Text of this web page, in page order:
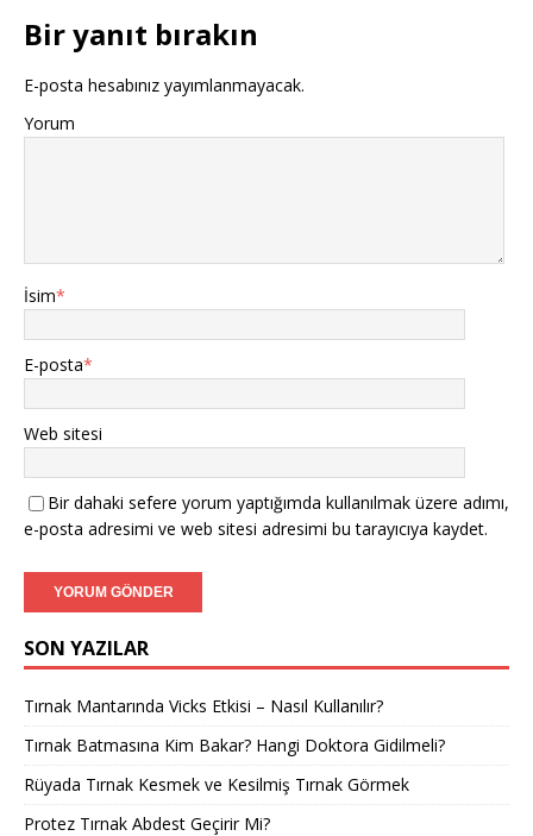
Bir yanıt bırakın
E-posta hesabınız yayımlanmayacak.
Yorum
İsim*
E-posta*
Web sitesi
Bir dahaki sefere yorum yaptığımda kullanılmak üzere adımı,
e-posta adresimi ve web sitesi adresimi bu tarayıcıya kaydet.
SON YAZILAR
Tırnak Mantarında Vicks Etkisi – Nasıl Kullanılır?
Tırnak Batmasına Kim Bakar? Hangi Doktora Gidilmeli?
Rüyada Tırnak Kesmek ve Kesilmiş Tırnak Görmek
Protez Tırnak Abdest Geçirir Mi?